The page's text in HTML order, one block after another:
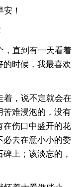
！
，直到有一天看着
的时候，我最喜欢
着，说不定就会在
苦难浸泡的，没有
在伤口中盛开的花
必去在意小小的委
上；该淡忘的，